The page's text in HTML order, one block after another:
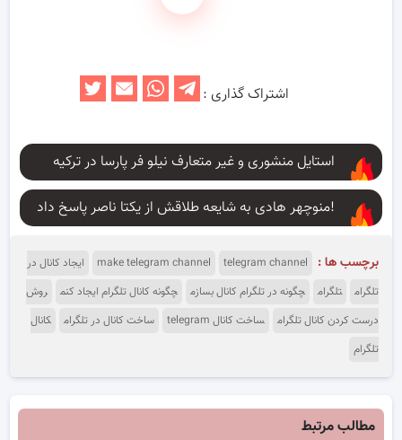
اشتراک گذاری :
استایل منشوری و غیر متعارف نیلو فر پارسا در ترکیه
منوچهر هادی به شایعه طلاقش از یکتا ناصر پاسخ داد!
برچسب ها : make telegram channel telegram channel
ایجاد کانال در
تلگرام
تلگرام چگونه در تلگرام کانال بسازم چگونه کانال تلگرام ایجاد کنم
روش
درست کردن کانال تلگرام
ساخت کانال telegram ساخت کانال در تلگرام
کانال
تلگرام
مطالب مرتبط